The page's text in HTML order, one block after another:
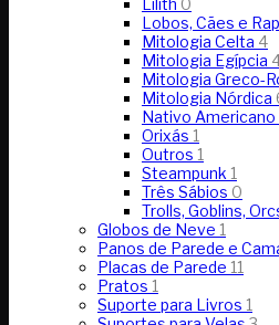
Lilith 0
Lobos, Cães e
Mitologia Celta 4
Mitologia Egípcia
Mitologia Greco-
Mitologia Nórdica
Nativo Americano
Orixás 1
Outros 1
Steampunk 1
Três Sábios 0
Trolls, Goblins,
Globos de Neve 1
Panos de Parede e
Placas de Parede 11
Pratos 1
Suporte para Livros 1